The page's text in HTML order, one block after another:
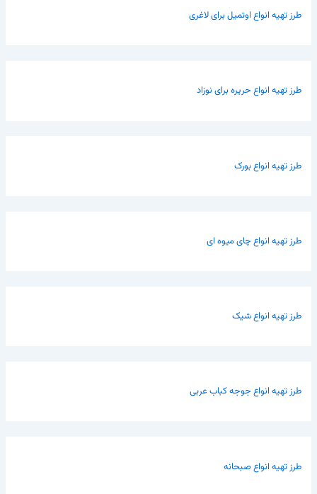
طرز تهیه انواع اوتمیل برای لاغری
طرز تهیه انواع حریره برای نوزاد
طرز تهیه انواع بورک
طرز تهیه انواع چای میوه ای
طرز تهیه انواع شیک
طرز تهیه انواع جوجه کباب عربی
طرز تهیه انواع صبحانه